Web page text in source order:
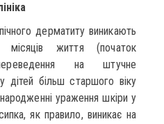
дерматиту виникають
життя (початок
на штучне
дітей більш старшого віку
ураження шкіри у
як правило, виникає на